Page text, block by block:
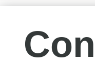
に